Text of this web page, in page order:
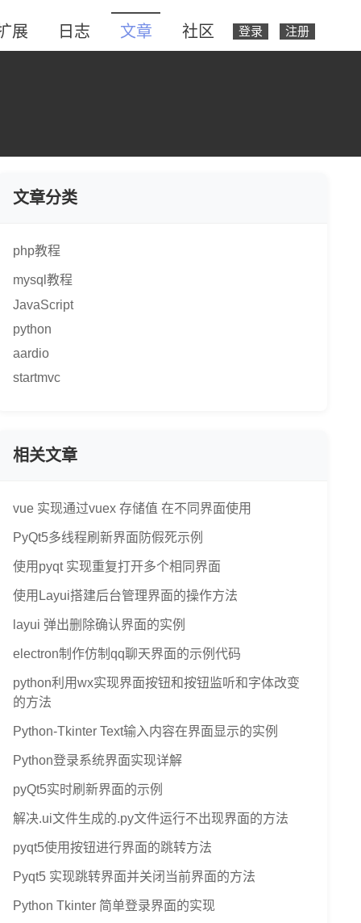
展 日志 文章 社区 登录 注册
文章分类
php教程
mysql教程
JavaScript
python
aardio
startmvc
相关文章
vue 实现通过vuex 存储值 在不同界面使用
PyQt5多线程刷新界面防假死示例
使用pyqt 实现重复打开多个相同界面
使用Layui搭建后台管理界面的操作方法
layui 弹出删除确认界面的实例
electron制作仿制qq聊天界面的示例代码
python利用wx实现界面按钮和按钮监听和字体改变
的方法
Python-Tkinter Text输入内容在界面显示的实例
Python登录系统界面实现详解
pyQt5实时刷新界面的示例
解决.ui文件生成的.py文件运行不出现界面的方法
pyqt5使用按钮进行界面的跳转方法
Pyqt5 实现跳转界面并关闭当前界面的方法
Python Tkinter 简单登录界面的实现